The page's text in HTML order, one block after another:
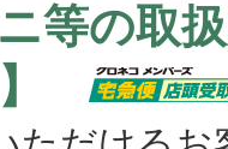
ニ等の取
】